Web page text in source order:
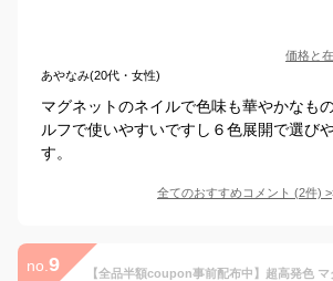
価格と
あやなみ(20代・女性)
マグネットのネイルで色味も華やかなも
ルフで使いやすいですし６色展開で選び
す。
全てのおすすめコメント (2件) >
no. 9